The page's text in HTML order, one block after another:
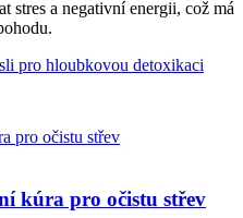
stres a negativní energii, což má
pro hloubkovou detoxikaci
kúra pro očistu střev